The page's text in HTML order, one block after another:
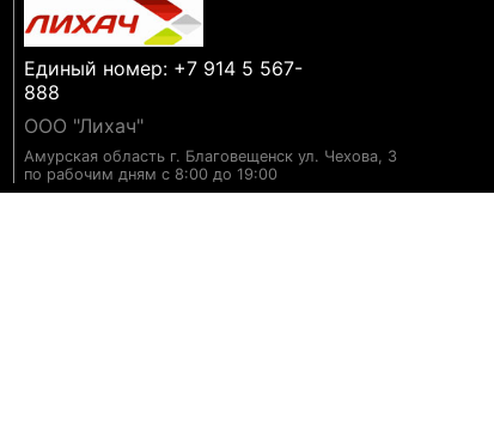
Единый номер: +7 914 5 567-
888
ООО "Лихач"
Амурская область г. Благовещенск ул. Чехова, 3
по рабочим дням с 8:00 до 19:00